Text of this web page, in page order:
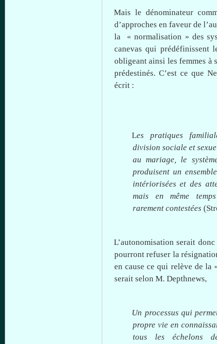
Mais le dénominateur
d’approches en faveur de
la « normalisation » des
canevas qui prédéfinissent
obligeant ainsi les femmes à
prédestinés. C’estce que
écrit :
Les pratiques
division sociale et
au mariage, le
produisent un
intériorisées et des
mais en même temps
rarement contestées
L’autonomisation seraitdonc
pourront refuser la
en causece qui relève de la
serait selon M. Depthnews,
Un processus qui
propre vie en
tous leséchelons